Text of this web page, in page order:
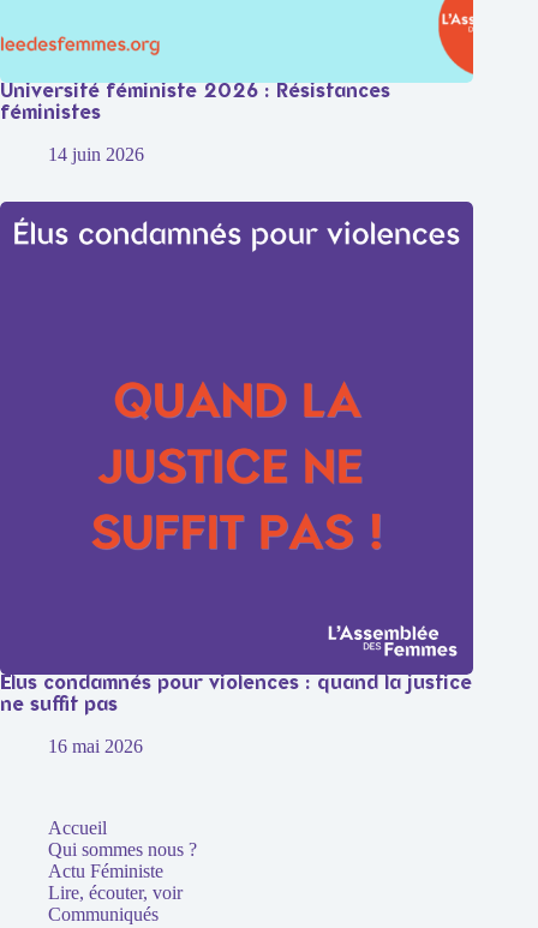
Université féministe 2026 : Résistances
féministes
14 juin 2026
Élus condamnés pour violences : quand la justice
ne suffit pas
16 mai 2026
Accueil
Qui sommes nous ?
Actu Féministe
Lire, écouter, voir
Communiqués